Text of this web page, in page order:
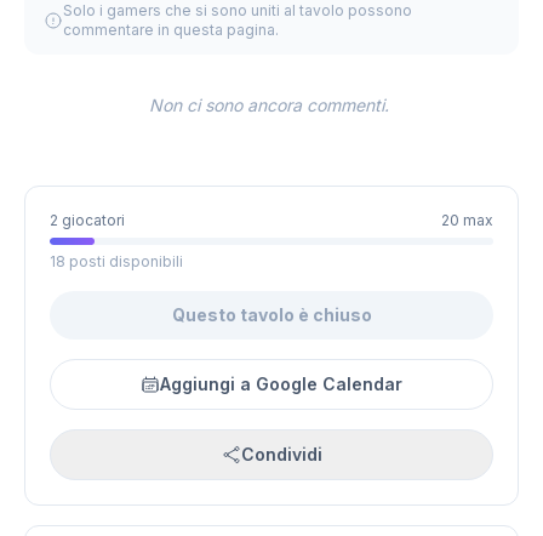
Solo i gamers che si sono uniti al tavolo possono
commentare in questa pagina.
Non ci sono ancora commenti.
2 giocatori 20 max
18 posti disponibili
Questo tavolo è chiuso
Aggiungi a Google Calendar
Condividi